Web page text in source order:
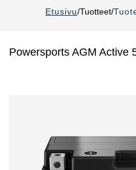
Etusivu Tuotteet
Powersports AGM Active